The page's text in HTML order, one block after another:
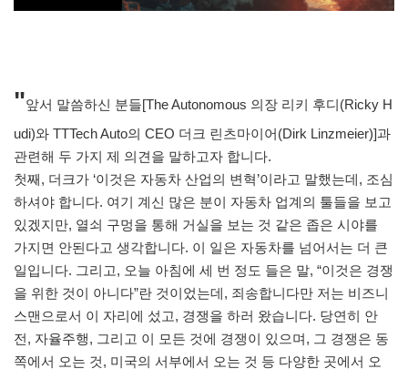
"앞서 말씀하신 분들[The Autonomous 의장 리키 후디(Ricky H
udi)와 TTTech Auto의 CEO 더크 린츠마이어(Dirk Linzmeier)]과
관련해 두 가지 제 의견을 말하고자 합니다.
첫째, 더크가 ‘이것은 자동차 산업의 변혁’이라고 말했는데, 조심
하셔야 합니다. 여기 계신 많은 분이 자동차 업계의 툴들을 보고
있겠지만, 열쇠 구멍을 통해 거실을 보는 것 같은 좁은 시야를
가지면 안된다고 생각합니다. 이 일은 자동차를 넘어서는 더 큰
일입니다. 그리고, 오늘 아침에 세 번 정도 들은 말, “이것은 경쟁
을 위한 것이 아니다”란 것이었는데, 죄송합니다만 저는 비즈니
스맨으로서 이 자리에 섰고, 경쟁을 하러 왔습니다. 당연히 안
전, 자율주행, 그리고 이 모든 것에 경쟁이 있으며, 그 경쟁은 동
쪽에서 오는 것, 미국의 서부에서 오는 것 등 다양한 곳에서 오